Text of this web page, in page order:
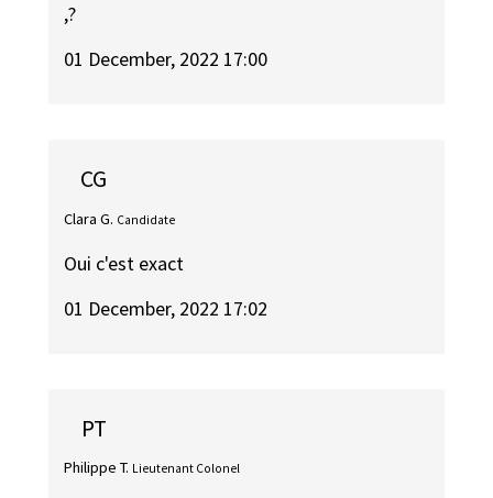
,?
01 December, 2022 17:00
CG
Clara G. Candidate
Oui c'est exact
01 December, 2022 17:02
PT
Philippe T. Lieutenant Colonel